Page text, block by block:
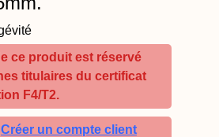
ce produit est réservé
titulaires du certificat
F4/T2.
Créer un compte client